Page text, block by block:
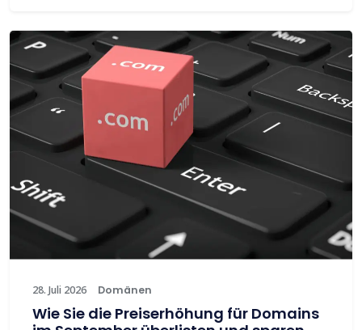
28. Juli 2026 Domänen
Wie Sie die Preiserhöhung für Domains